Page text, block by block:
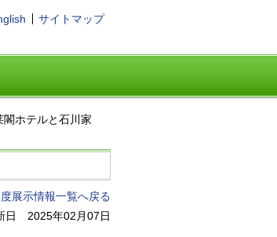
サイトマップ
閣ホテルと石川家
展示情報一覧へ戻る
日 2025年02月07日